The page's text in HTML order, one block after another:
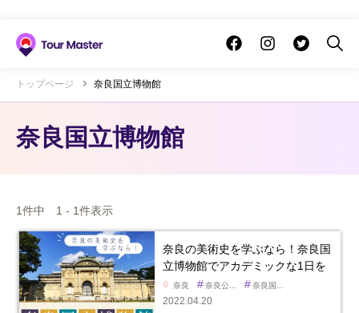
トップページ 奈良国立博物館
奈良国立博物館
1件中 1 - 1件表示
奈良の美術史を学ぶなら！奈良国
立博物館でアカデミックな1日を
奈良 #奈良公... #奈良国...
2022.04.20